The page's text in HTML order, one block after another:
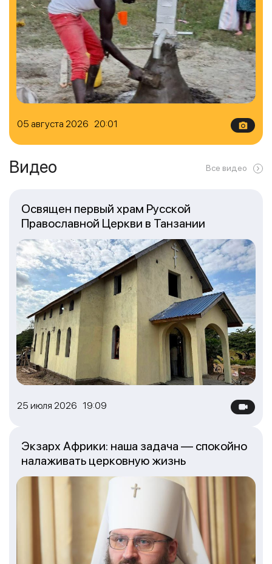
05 августа 2026 20:01
Видео Все видео
25 июля 2026 19:09
Освящен первый храм Русской
Православной Церкви в Танзании
Экзарх Африки: наша задача — спокойно
налаживать церковную жизнь